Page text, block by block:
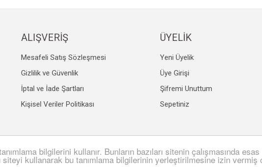
bilgilerini kullanır. Bunların bazıları sitenin çalışmasında
kullanarak bu tanımlama bilgilerinin yerleştirilmesine izin vermiş
ALIŞVERİŞ
Mesafeli Satış Sözleşmesi
Gizlilik ve Güvenlik
İptal ve İade Şartları
Kişisel Veriler Politikası
ÜYELİK
Yeni Üyelik
Üye Girişi
Şifremi Unuttum
Sepetiniz
256bit SSL sertifikası ile korunmaktadır.